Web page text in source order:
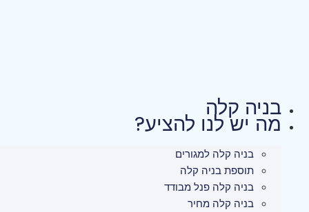
בניה קלה
מה יש לנו להציע?
בניה קלה למגורים
תוספת בניה קלה
בניה קלה פנל מבודד
בניה קלה מחיר